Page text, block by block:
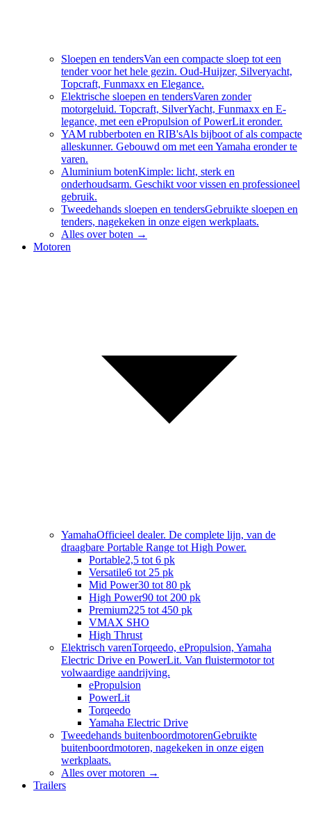
Sloepen en tendersVan een compacte sloep tot een
tender voor het hele gezin. Oud-Huijzer, Silveryacht,
Topcraft, Funmaxx en Elegance.
Elektrische sloepen en tendersVaren zonder
motorgeluid. Topcraft, SilverYacht, Funmaxx en E-
legance, met een ePropulsion of PowerLit eronder.
YAM rubberboten en RIB'sAls bijboot of als compacte
alleskunner. Gebouwd om met een Yamaha eronder te
varen.
Aluminium botenKimple: licht, sterk en
onderhoudsarm. Geschikt voor vissen en professioneel
gebruik.
Tweedehands sloepen en tendersGebruikte sloepen en
tenders, nagekeken in onze eigen werkplaats.
Alles overboten →
Motoren
YamahaOfficieel dealer. De complete lijn, van de
draagbare Portable Range tot High Power.
Portable2,5 tot 6 pk
Versatile6 tot 25 pk
Mid Power30 tot 80 pk
High Power90 tot 200 pk
Premium225 tot 450 pk
VMAX SHO
High Thrust
Elektrisch varenTorqeedo, ePropulsion, Yamaha
Electric Drive en PowerLit. Van fluistermotor tot
volwaardige aandrijving.
ePropulsion
PowerLit
Torqeedo
Yamaha Electric Drive
Tweedehands buitenboordmotorenGebruikte
buitenboordmotoren, nagekeken in onze eigen
werkplaats.
Alles overmotoren →
Trailers